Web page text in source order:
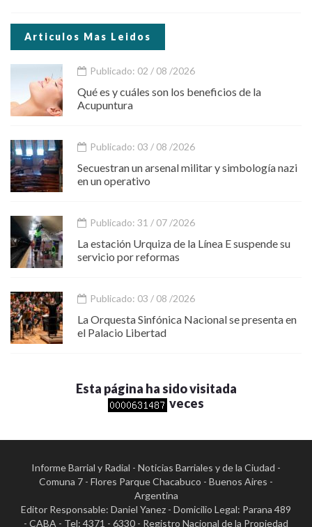
Articulos Mas Leidos
Publicado: 02 / 08 /2026
Qué es y cuáles son los beneficios de la
Acupuntura
Publicado: 03 / 08 /2026
Secuestran un arsenal militar y simbología nazi
en un operativo
Publicado: 31 / 07 /2026
La estación Urquiza de la Línea E suspende su
servicio por reformas
Publicado: 03 / 08 /2026
La Orquesta Sinfónica Nacional se presenta en
el Palacio Libertad
Esta página ha sido visitada
veces
Informe Barrial y Radial - Noticias Barriales y de la Ciudad -
Comuna 7 - Flores Parque Chacabuco - Buenos Aires -
Argentina
Editor Responsable: Daniel Yanez - Domicilio Legal: Parana 489
- CABA - Tel: 4371 - 6330 - Registro Nacional de la Propiedad